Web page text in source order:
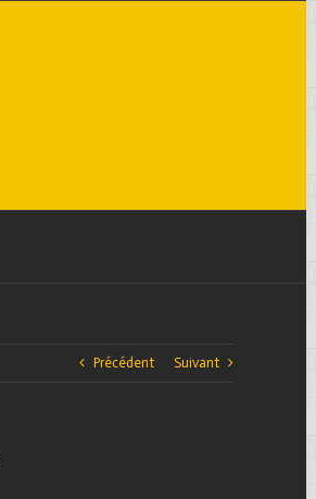
Précédent Suivant